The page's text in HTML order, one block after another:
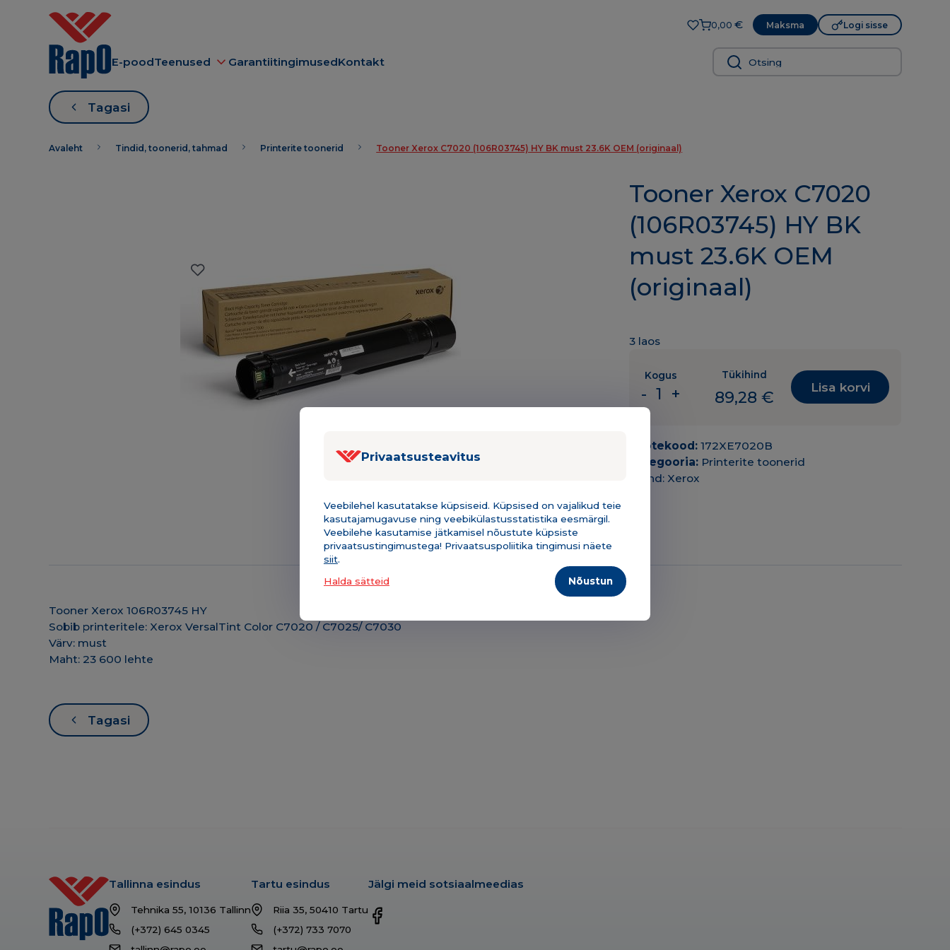
Privaatsusteavitus
Veebilehel kasutatakse küpsiseid. Küpsised on vajalikud teie
kasutajamugavuse ning veebikülastusstatistika eesmärgil.
Veebilehe kasutamise jätkamisel nõustute küpsiste
privaatsustingimustega! Privaatsuspoliitika tingimusi näete
siit.
Halda sätteid
Nõustun
0,00€ Maksma Logi sisse
E-poodTeenused GarantiitingimusedKontakt
Tagasi
Avaleht Tindid, toonerid, tahmad Printerite toonerid Tooner Xerox C7020 (106R03745) HY BK must 23.6K OEM (originaal)
Tooner Xerox C7020
(106R03745) HY BK
must 23.6K OEM
(originaal)
3 laos
Kogus
-Tooner
(106R03745)
HY
BK
+
Tükihind
89,28 €
Lisa korvi
Tootekood: 172XE7020B
Kategooria: Printerite toonerid
Bränd: Xerox
Kirjeldus & tehniline infoLisainfo
Tooner Xerox 106R03745 HY
Sobib printeritele: Xerox VersalTint Color C7020 / C7025/ C7030
Värv: must
Maht: 23 600 lehte
Tagasi
Tallinna esindus
Tehnika 55, 10136 Tallinn
(+372) 645 0345
Tartu esindus
Riia 35, 50410 Tartu
(+372) 733 7070
Jälgi meid sotsiaalmeedias